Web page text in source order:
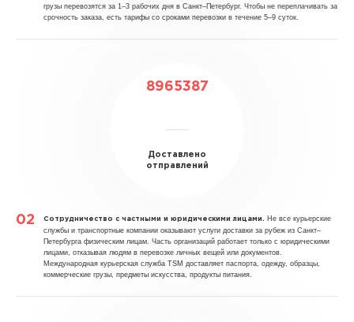
грузы перевозятся за 1–3 рабочих дня в Санкт–Петербург. Чтобы не переплачивать за
срочность заказа, есть тарифы со сроками перевозки в течение 5–9 суток.
8965387
Доставлено
отправлений
Сотрудничество с частными и юридическими лицами.
Не все курьерские
службы и транспортные компании оказывают услуги доставки за рубеж из Санкт–
Петербурга физическим лицам. Часть организаций работает только с юридическими
лицами, отказывая людям в перевозке личных вещей или документов.
Международная курьерская служба TSM доставляет паспорта, одежду, образцы,
коммерческие грузы, предметы искусства, продукты питания.